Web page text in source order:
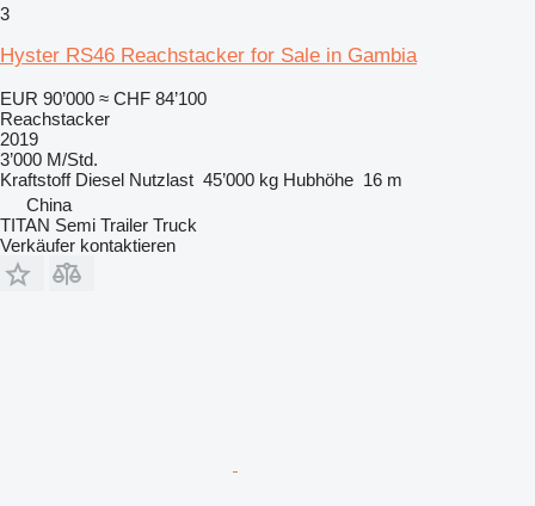
3
Hyster RS46 Reachstacker for Sale in Gambia
EUR 90’000 ≈ CHF 84’100
Reachstacker
2019
3’000 M/Std.
Kraftstoff Diesel Nutzlast 45’000 kg Hubhöhe 16 m
China
TITAN Semi Trailer Truck
Verkäufer kontaktieren